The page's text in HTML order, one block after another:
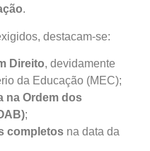
.
destacam-se:
Direito, devidamente
da Educação (MEC);
na Ordem dos
;
completos na data da